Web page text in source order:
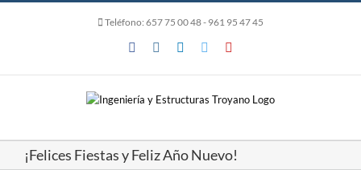
Teléfono: 657 75 00 48- 961 95 47 45
FacebookInstagramLinkedIn
Twitter
¡Felices Fiestas y Feliz Año Nuevo!